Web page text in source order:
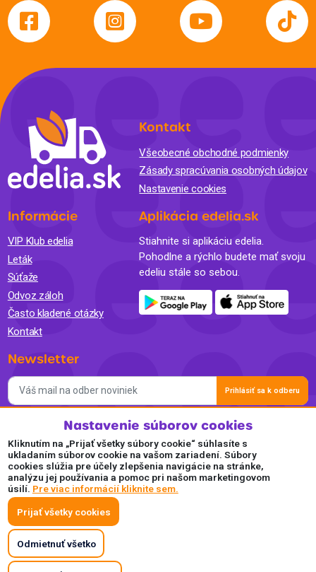
Kontakt
Všeobecné obchodné podmienky
Zásady spracúvania osobných údajov
Nastavenie cookies
Informácie
VIP Klub edelia
Leták
Súťaže
Odvoz záloh
Často kladené otázky
Kontakt
Aplikácia edelia.sk
Stiahnite si aplikáciu edelia.
Pohodlne a rýchlo budete mať svoju
edeliu stále so sebou.
Newsletter
Prihlásiť sa k odberu
Súhlasím so spracovaním osobných údajov a so zasielaním
newslettra na marketingové účely a oboznámil som sa so
Zásadami ochrany osobných údajov.
Akceptujeme
Plaťte pohodlne a bezpečne online.
Nastavenie súborov cookies
Kliknutím na „Prijať všetky súbory cookie“ súhlasíte s
ukladaním súborov cookie na vašom zariadení. Súbory
cookies slúžia pre účely zlepšenia navigácie na stránke,
analýzu jej používania a pomoc pri našom marketingovom
úsilí. Pre viac informácií kliknite sem.
Prijať všetky cookies
Odmietnuť všetko